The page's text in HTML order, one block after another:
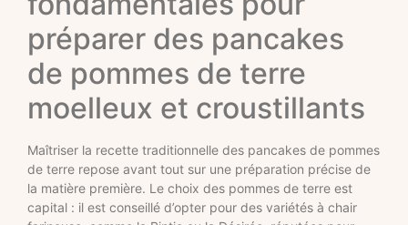
préparer des pancakes
de pommes de terre
moelleux et croustillants
Maîtriser la recette traditionnelle des pancakes de pommes
de terre repose avant tout sur une préparation précise de
la matière première. Le choix des pommes de terre est
capital : il est conseillé d’opter pour des variétés à chair